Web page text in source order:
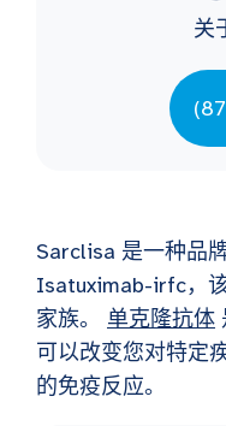
关
Sarclisa 是一种品
Isatuximab-irfc，
家族。 单克隆抗体
可以改变您对特定
的免疫反应。